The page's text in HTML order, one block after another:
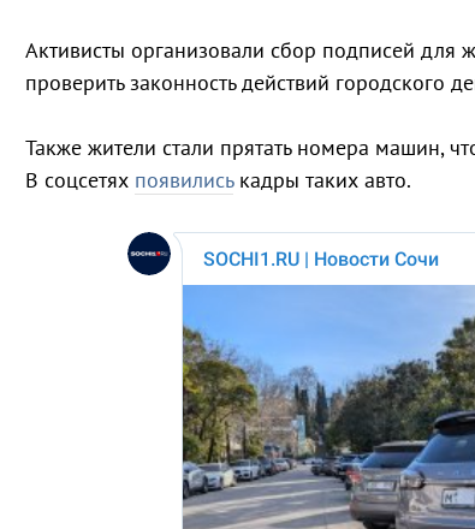
Активисты организовали сбор подписей для
проверить законность действий городского
Также жители стали прятать номера машин,
В соцсетях появилиськадры таких авто.